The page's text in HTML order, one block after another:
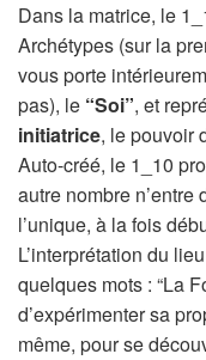
Dans la matrice, le
Archétypes (sur la
vous porte
pas), le “Soi”, et
initiatrice, le pouvoir
Auto-créé, le 1_10
autre nombre
l’unique, à la fois
L’interprétation du
quelques mots : “La
d’expérimenter sa
même, pour se